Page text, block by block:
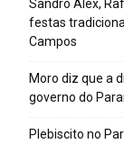
Sandro Alex,
festas
Campos
Moro diz que a
governo do
Plebiscito no